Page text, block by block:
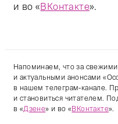
и во «ВКонтакте».
Напоминаем, что за
и актуальными анонсами
в нашем телеграм-канале.
и становиться читателем.
в «Дзене» и во «ВКонтакте».